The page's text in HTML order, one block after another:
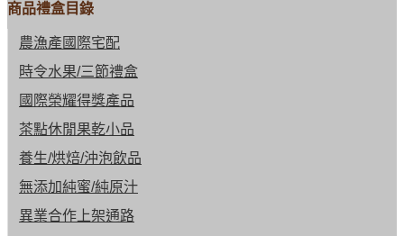
商品禮盒目錄
農漁產國際宅配
時令水果/三節禮盒
國際榮耀得獎產品
茶點休閒果乾小品
養生/烘焙/沖泡飲品
無添加純蜜/純原汁
異業合作上架通路